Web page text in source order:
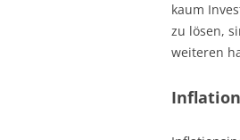
kaum
zu lösen,
weiteren